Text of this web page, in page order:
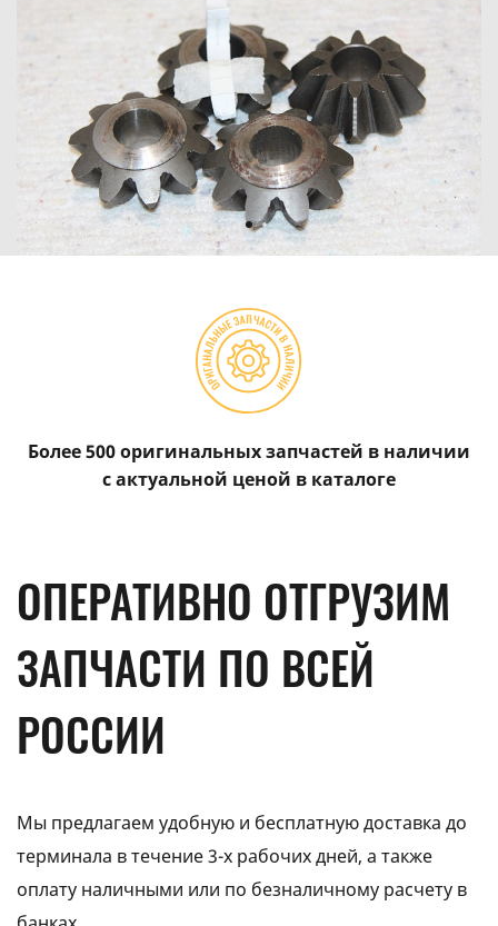
Более 500 оригинальных запчастей в наличии
с актуальной ценой в каталоге
ОПЕРАТИВНО ОТГРУЗИМ
ЗАПЧАСТИ ПО ВСЕЙ
РОССИИ
Мы предлагаем удобную и бесплатную доставка до
терминала в течение 3-х рабочих дней, а также
оплату наличными или по безналичному расчету в